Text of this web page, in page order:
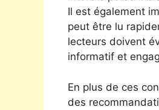
Il est également
peut être lu
lecteurs doivent
informatif et
En plus de ces
des